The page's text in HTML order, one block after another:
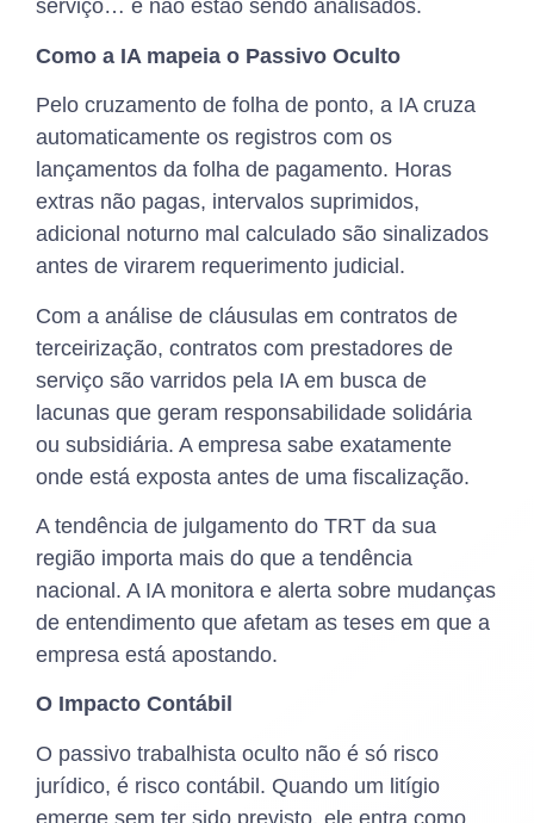
serviço… e não estão sendo analisados.
Como a IA mapeia o Passivo Oculto
Pelo cruzamento de folha de ponto, a IA cruza
automaticamente os registros com os
lançamentos da folha de pagamento. Horas
extras não pagas, intervalos suprimidos,
adicional noturno mal calculado são sinalizados
antes de virarem requerimento judicial.
Com a análise de cláusulas em contratos de
terceirização, contratos com prestadores de
serviço são varridos pela IA em busca de
lacunas que geram responsabilidade solidária
ou subsidiária. A empresa sabe exatamente
onde está exposta antes de uma fiscalização.
A tendência de julgamento do TRT da sua
região importa mais do que a tendência
nacional. A IA monitora e alerta sobre mudanças
de entendimento que afetam as teses em que a
empresa está apostando.
O Impacto Contábil
O passivo trabalhista oculto não é só risco
jurídico, é risco contábil. Quando um litígio
emerge sem ter sido previsto, ele entra como